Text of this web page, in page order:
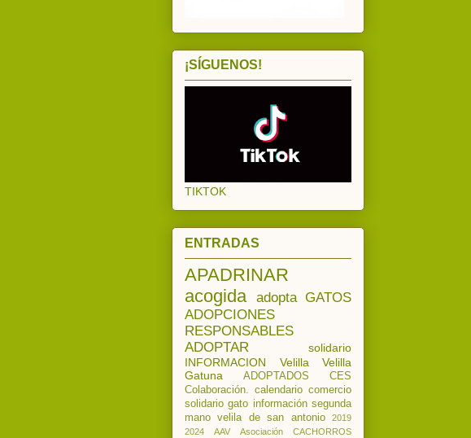
¡SÍGUENOS!
TIKTOK
ENTRADAS
APADRINAR
acogida
adopta GATOS
ADOPCIONES
RESPONSABLES
ADOPTAR
solidario
INFORMACION
Velilla
Velilla
Gatuna
ADOPTADOS
CES
Colaboración. calendario comercio
solidario gato información segunda
mano
velila de san antonio
2019
2024
AAV Asociación
CACHORROS